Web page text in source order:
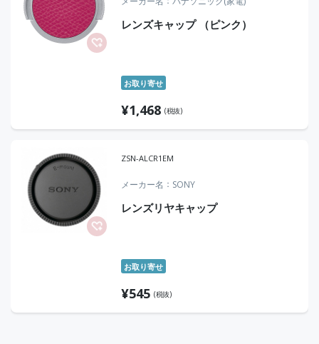
レンズキャップ （ピンク）
お取り寄せ
¥1,468 (税抜)
ZSN-ALCR1EM
メーカー名 SONY
レンズリヤキャップ
お取り寄せ
¥545 (税抜)